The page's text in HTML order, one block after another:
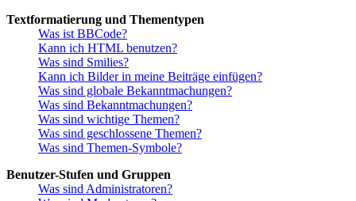
Textformatierung und Thementypen
Was ist BBCode?
Kann ich HTML benutzen?
Was sind Smilies?
Kann ich Bilder in meine Beiträge einfügen?
Was sind globale Bekanntmachungen?
Was sind Bekanntmachungen?
Was sind wichtige Themen?
Was sind geschlossene Themen?
Was sind Themen-Symbole?
Benutzer-Stufen und Gruppen
Was sind Administratoren?